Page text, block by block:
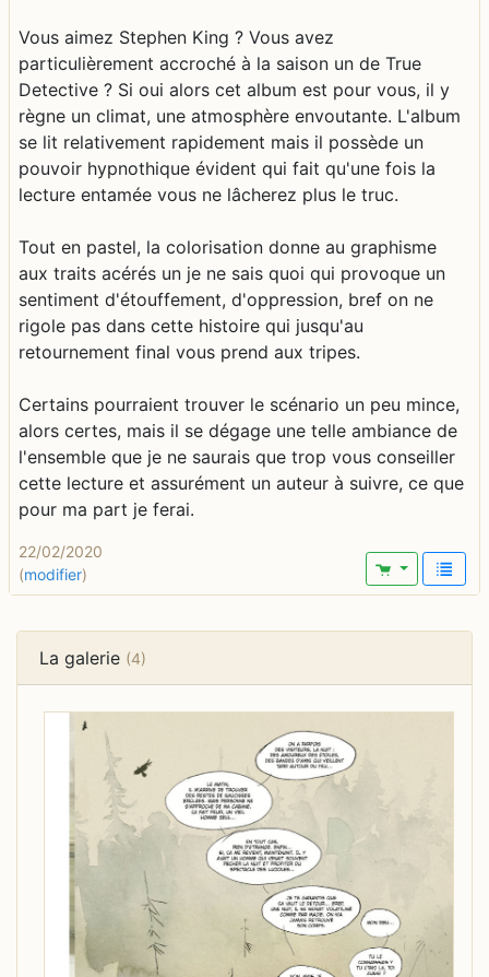
Vous aimez Stephen King ? Vous avez
particulièrement accroché à la saison un de True
Detective ? Si oui alors cet album est pour vous, il y
règne un climat, une atmosphère envoutante. L'album
se lit relativement rapidement mais il possède un
pouvoir hypnothique évident qui fait qu'une fois la
lecture entamée vous ne lâcherez plus le truc.
Tout en pastel, la colorisation donne au graphisme
aux traits acérés un je ne sais quoi qui provoque un
sentiment d'étouffement, d'oppression, bref on ne
rigole pas dans cette histoire qui jusqu'au
retournement final vous prend aux tripes.
Certains pourraient trouver le scénario un peu mince,
alors certes, mais il se dégage une telle ambiance de
l'ensemble que je ne saurais que trop vous conseiller
cette lecture et assurément un auteur à suivre, ce que
pour ma part je ferai.
22/02/2020
(modifier)
La galerie (4)